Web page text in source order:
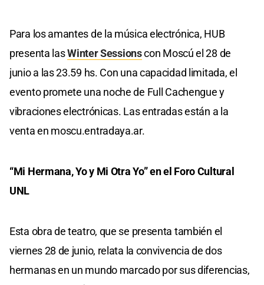
Para los amantes de la música electrónica, HUB
presenta lasWinter Sessionscon Moscú el 28 de
junio a las 23.59 hs. Con una capacidad limitada, el
evento promete una noche de Full Cachengue y
vibraciones electrónicas. Las entradas están a la
venta en moscu.entradaya.ar.
“Mi Hermana, Yo y Mi Otra Yo” en el Foro Cultural
UNL
Esta obra de teatro, que se presenta también el
viernes 28 de junio, relata la convivencia de dos
hermanas en un mundo marcado por sus diferencias,